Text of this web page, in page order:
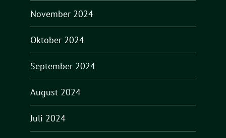
November 2024
Oktober 2024
September 2024
August 2024
Juli 2024